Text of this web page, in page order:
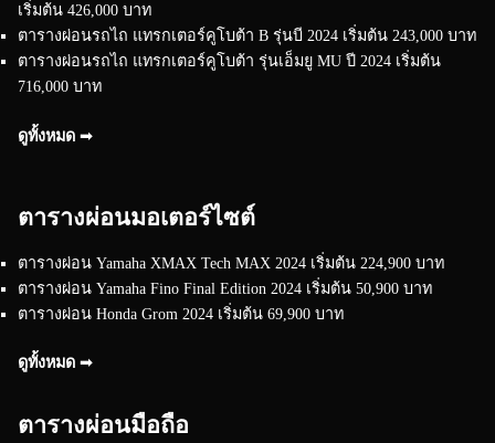
เริ่มต้น 426,000 บาท
ตารางผ่อนรถไถ แทรกเตอร์คูโบต้า B รุ่นบี 2024 เริ่มต้น 243,000 บาท
ตารางผ่อนรถไถ แทรกเตอร์คูโบต้า รุ่นเอ็มยู MU ปี 2024 เริ่มต้น
716,000 บาท
ดูทั้งหมด ➟
ตารางผ่อนมอเตอร์ไซต์
ตารางผ่อน Yamaha XMAX Tech MAX 2024 เริ่มต้น 224,900 บาท
ตารางผ่อน Yamaha Fino Final Edition 2024 เริ่มต้น 50,900 บาท
ตารางผ่อน Honda Grom 2024 เริ่มต้น 69,900 บาท
ดูทั้งหมด ➟
ตารางผ่อนมือถือ